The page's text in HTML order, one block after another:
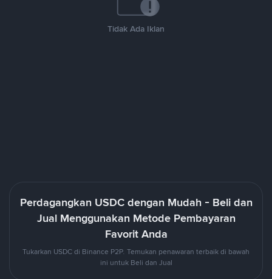
Tidak Ada Iklan
Perdagangkan USDC dengan Mudah - Beli dan
Jual Menggunakan Metode Pembayaran
Favorit Anda
Tukarkan USDC di Binance P2P. Temukan penawaran terbaik di bawah
ini untuk Beli dan Jual